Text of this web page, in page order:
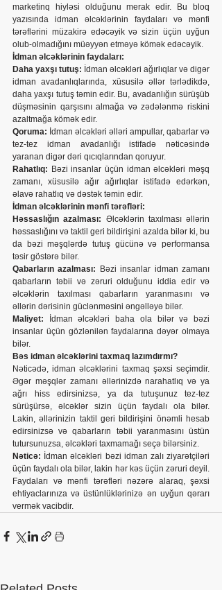
marketinq hiyləsi olduğunu merak edir. Bu bloq
yazısında idman əlcəklərinin faydaları və mənfi
tərəflərini müzakirə edəcəyik və sizin üçün uyğun
olub-olmadığını müəyyən etməyə kömək edəcəyik.
İdman əlcəklərinin faydaları:
Daha yaxşı tutuş: İdman əlcəkləri ağırlıqlar və digər
idman avadanlıqlarında, xüsusilə əllər tərlədikdə,
daha yaxşı tutuş təmin edir. Bu, avadanlığın sürüşüb
düşməsinin qarşısını almağa və zədələnmə riskini
azaltmağa kömək edir.
Qoruma: İdman əlcəkləri əlləri ampullar, qabarlar və
tez-tez idman avadanlığı istifadə nəticəsində
yaranan digər dəri qıcıqlarından qoruyur.
Rahatlıq: Bəzi insanlar üçün idman əlcəkləri məşq
zamanı, xüsusilə ağır ağırlıqlar istifadə edərkən,
əlavə rahatlıq və dəstək təmin edir.
İdman əlcəklərinin mənfi tərəfləri:
Həssaslığın azalması: Əlcəklərin taxılması əllərin
həssaslığını və taktil geri bildirişini azalda bilər ki, bu
da bəzi məşqlərdə tutuş gücünə və performansa
təsir göstərə bilər.
Qabarların azalması:
Bəzi insanlar idman zamanı
qabarların təbii və zəruri olduğunu iddia edir və
əlcəklərin taxılması qabarların yaranmasını və
əllərin dərisinin güclənməsini əngəlləyə bilər.
Maliyet: İdman əlcəkləri baha ola bilər və bəzi
insanlar üçün gözlənilən faydalarına dəyər olmaya
bilər.
Bəs idman əlcəklərini taxmaq lazımdırmı?
Nəticədə, idman əlcəklərini taxmaq şəxsi seçimdir.
Əgər məşqlər zamanı əllərinizdə narahatlıq və ya
ağrı hiss edirsinizsə, ya da tutuşunuz tez-tez
sürüşürsə, əlcəklər sizin üçün faydalı ola bilər.
Lakin, əllərinizin taktil geri bildirişini önəmli hesab
edirsinizsə və qabarların təbii yaranmasını üstün
tutursunuzsa, əlcəkləri taxmamağı seçə bilərsiniz.
Nəticə: İdman əlcəkləri bəzi idman zalı ziyarətçiləri
üçün faydalı ola bilər, lakin hər kəs üçün zəruri deyil.
Faydaları və mənfi tərəfləri nəzərə alaraq, şəxsi
ehtiyaclarınıza və üstünlüklərinizə ən uyğun qərarı
vermək vacibdir.